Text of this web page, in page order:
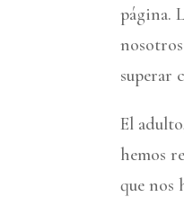
página.
superar
El
hemos
que nos